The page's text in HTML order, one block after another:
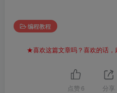
编程教程
★喜欢这篇文章吗？喜欢的话
点赞 6 分享